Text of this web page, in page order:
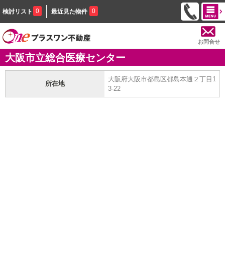
検討リスト 0 最近見た物件 0
お問合せ
大阪市立総合医療センター
所在地
大阪府大阪市都島区都島本通２丁目1
3-22